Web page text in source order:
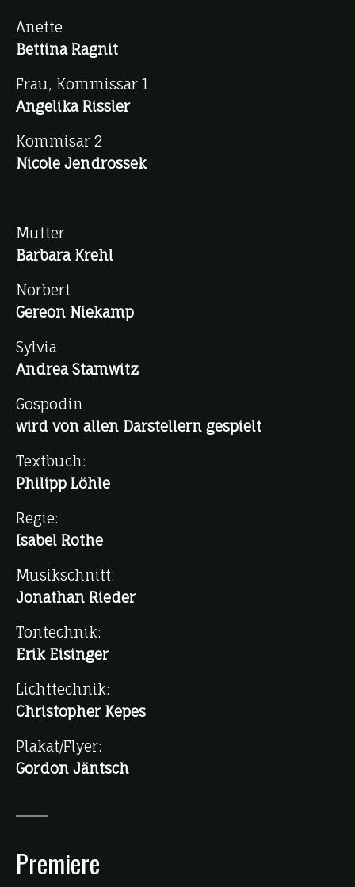
Anette
Bettina Ragnit
Frau, Kommissar 1
Angelika Rissler
Kommisar 2
Nicole Jendrossek
Mutter
Barbara Krehl
Norbert
Gereon Niekamp
Sylvia
Andrea Stamwitz
Gospodin
wird von allen Darstellern gespielt
Textbuch:
Philipp Löhle
Regie:
Isabel Rothe
Musikschnitt:
Jonathan Rieder
Tontechnik:
Erik Eisinger
Lichttechnik:
Christopher Kepes
Plakat/Flyer:
Gordon Jäntsch
Premiere